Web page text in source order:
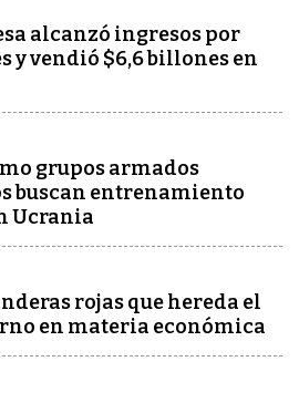
alcanzó ingresos por
y vendió $6,6 billones en
grupos armados
buscan entrenamiento
Ucrania
rojas que hereda el
en materia económica